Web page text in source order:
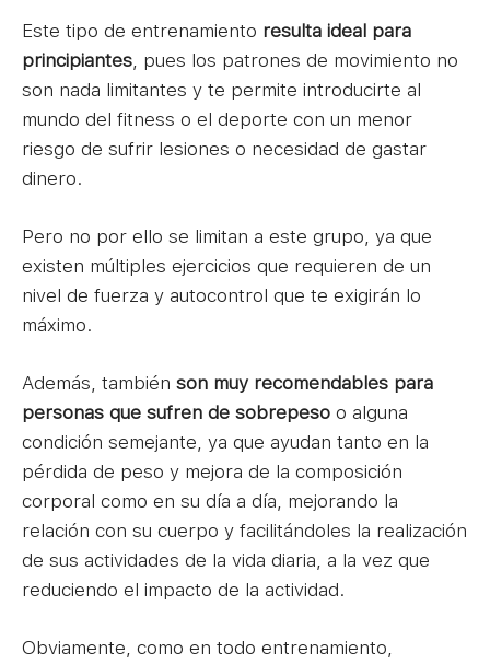
Este tipo de entrenamiento resulta ideal para
principiantes , pues los patrones de movimiento no
son nada limitantes y te permite introducirte al
mundo del fitness o el deporte con un menor
riesgo de sufrir lesiones o necesidad de gastar
dinero.
Pero no por ello se limitan a este grupo, ya que
existen múltiples ejercicios que requieren de un
nivel de fuerza y autocontrol que te exigirán lo
máximo.
Además, también son muy recomendables para
personas que sufren de sobrepeso o alguna
condición semejante, ya que ayudan tanto en la
pérdida de peso y mejora de la composición
corporal como en su día a día, mejorando la
relación con su cuerpo y facilitándoles la realización
de sus actividades de la vida diaria, a la vez que
reduciendo el impacto de la actividad.
Obviamente, como en todo entrenamiento,